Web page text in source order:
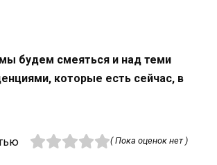
будем смеяться и над теми
которые есть сейчас, в
( Пока оценок нет )